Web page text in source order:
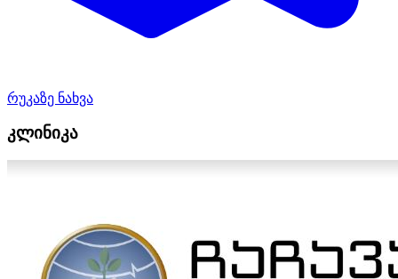
რუკაზე ნახვა
კლინიკა